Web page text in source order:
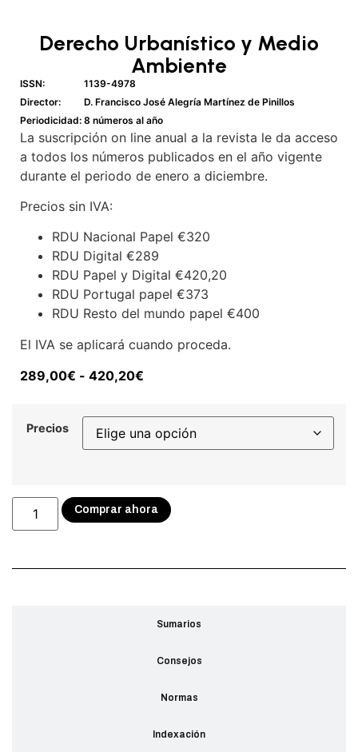
Derecho Urbanístico y Medio
Ambiente
ISSN:
1139-4978
Director:
D. Francisco José Alegría Martínez de Pinillos
Periodicidad: 8 números al año
La suscripción on line anual a la revista le da acceso
a todos los números publicados en el año vigente
durante el periodo de enero a diciembre.
Precios sin IVA:
RDU Nacional Papel €320
RDU Digital €289
RDU Papel y Digital €420,20
RDU Portugal papel €373
RDU Resto del mundo papel €400
El IVA se aplicará cuando proceda.
289,00€ - 420,20€
Precios
Comprar ahora
Sumarios
Consejos
Normas
Indexación